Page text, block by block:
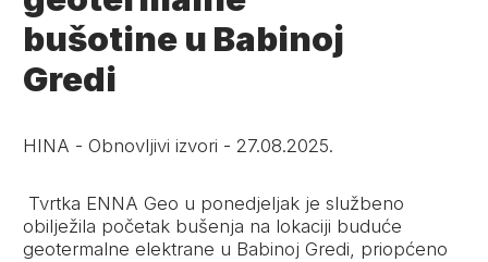
bušotine u Babinoj
Gredi
HINA - Obnovljivi izvori -27.08.2025.
Tvrtka ENNA Geo u ponedjeljak je službeno
obilježila početak bušenja na lokaciji buduće
geotermalne elektrane u Babinoj Gredi, priopćeno